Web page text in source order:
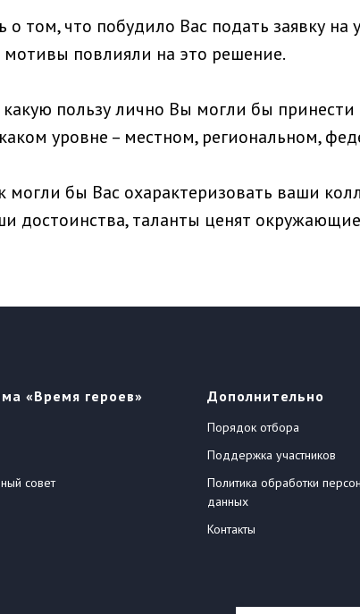
том, что побудило Вас подать заявку на
повлияли на это решение.
пользу лично Вы могли бы
уровне – местном, региональном,
бы Вас охарактеризовать ваши
достоинства, таланты ценят
«Время героев»
совет
Дополнительно
Порядок отбора
Поддержка участников
Политика обработки
данных
Контакты